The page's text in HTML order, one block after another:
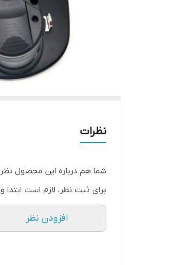
نظرات
شما هم درباره این محصول
برای ثبت نظر، لازم است
افزودن نظر